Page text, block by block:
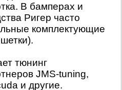
В бамперах и
Ригер часто
комплектующие
тюнинг
JMS-tuning,
и другие.